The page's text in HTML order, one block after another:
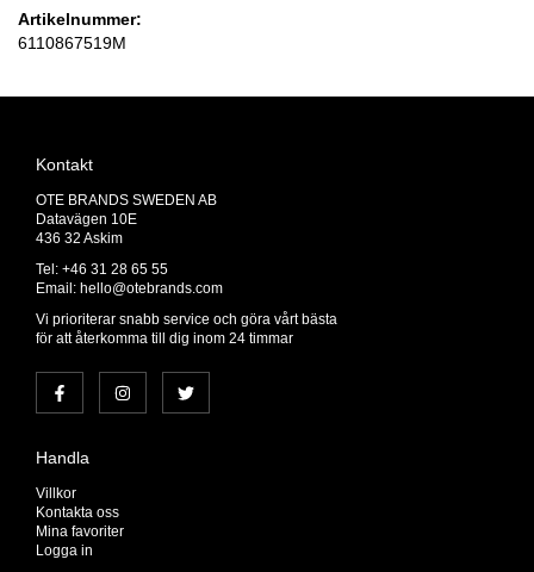
Artikelnummer:
6110867519M
Kontakt
OTE BRANDS SWEDEN AB
Datavägen 10E
436 32 Askim
Tel: +46 31 28 65 55
Email: hello@otebrands.com
Vi prioriterar snabb service och göra vårt bästa
för att återkomma till dig inom 24 timmar
Handla
Villkor
Kontakta oss
Mina favoriter
Logga in